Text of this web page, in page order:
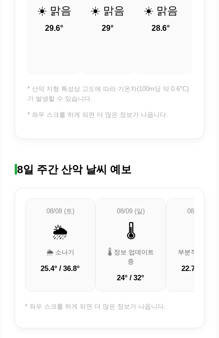
☀️ 맑음
29.6°
☀️ 맑음
29°
☀️ 맑음
28.6°
* 산악 지형 특성상 고도에 따라 기온차(100m당 약 0.6°C)
가 발생할 수 있습니다.
* 좌우 스크롤 하게 되면 더 많은 정보가 나옵니다.
8일 주간 산악 날씨 예보
08/08 (토)
🌦️
🌦️ 소나기
25.4° / 36.8°
08/09 (일)
🌡️
🌡️ 정보 업데이트
중
24° / 32°
08/10 (월)
부분적으로 흐
22.7° /
* 좌우 스크롤 하게 되면 더 많은 정보가 나옵니다.